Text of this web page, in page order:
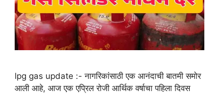
lpg gas update :- नागरिकांसाठी एक आनंदाची बातमी समोर
आली आहे, आज एक एप्रिल रोजी आर्थिक वर्षाचा पहिला दिवस